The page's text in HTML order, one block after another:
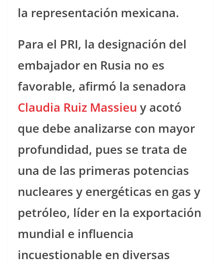
la representación mexicana.
Para el PRI, la designación del
embajador en Rusia no es
favorable, afirmó la senadora
Claudia Ruiz Massieu y acotó
que debe analizarse con mayor
profundidad, pues se trata de
una de las primeras potencias
nucleares y energéticas en gas y
petróleo, líder en la exportación
mundial e influencia
incuestionable en diversas